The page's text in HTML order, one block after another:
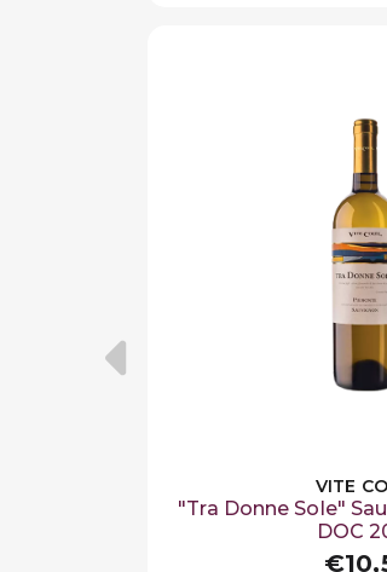
VITE
"Tra Donne Sole"
DOC